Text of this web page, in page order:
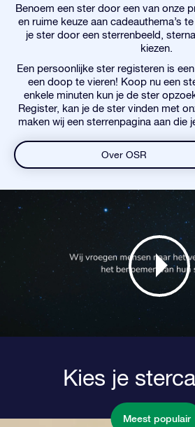
Benoem een ster door een van onze
en ruime keuze aan cadeauthema’s
je ster door een sterrenbeeld,
kiezen.
Een persoonlijke ster registeren is
een doop te vieren! Koop nu een
enkele minuten kun je de ster
Register, kan je de ster vinden met
maken wij een sterrenpagina aan die
Over OSR
Kies je
Meest populair